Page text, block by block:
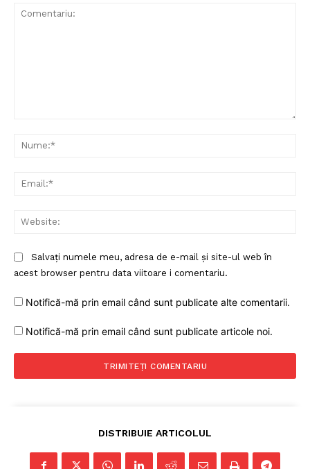
Un proiect
FREEDOM HOUSE ROMÂNIA
PRESShub
Salvați numele meu, adresa de e-mail și site-ul web în
acest browser pentru data viitoare i comentariu.
Notifică-mă prin email când sunt publicate alte comentarii.
Notifică-mă prin email când sunt publicate articole noi.
DISTRIBUIE ARTICOLUL